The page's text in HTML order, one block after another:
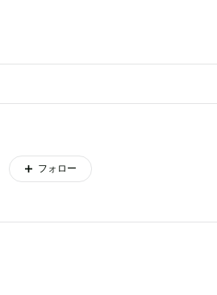
フォロー